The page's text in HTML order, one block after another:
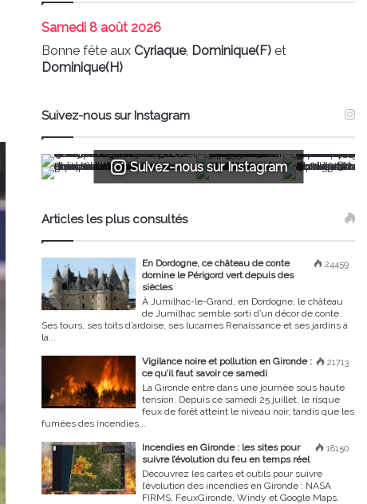
Samedi 8 août 2026
Bonne fête auxCyriaque, Dominique(F) et
Dominique(H)
Suivez-nous sur Instagram
Suivez-nous sur Instagram
Articles les plus consultés
24459
En Dordogne, ce château de conte
domine le Périgord vert depuis des
siècles
À Jumilhac-le-Grand, en Dordogne, le château
de Jumilhac semble sorti d’un décor de conte.
Ses tours, ses toits d’ardoise, ses lucarnes Renaissance et ses jardins à
la...
21713
Vigilance noire et pollution en Gironde :
ce qu’il faut savoir ce samedi
La Gironde entre dans une journée sous haute
tension. Depuis ce samedi 25 juillet, le risque
feux de forêt atteint le niveau noir, tandis que les
fumées des incendies...
18150
Incendies en Gironde : les sites pour
suivre l’évolution du feu en temps réel
Découvrez les cartes et outils pour suivre
l’évolution des incendies en Gironde : NASA
FIRMS, FeuxGironde, Windy et Google Maps.